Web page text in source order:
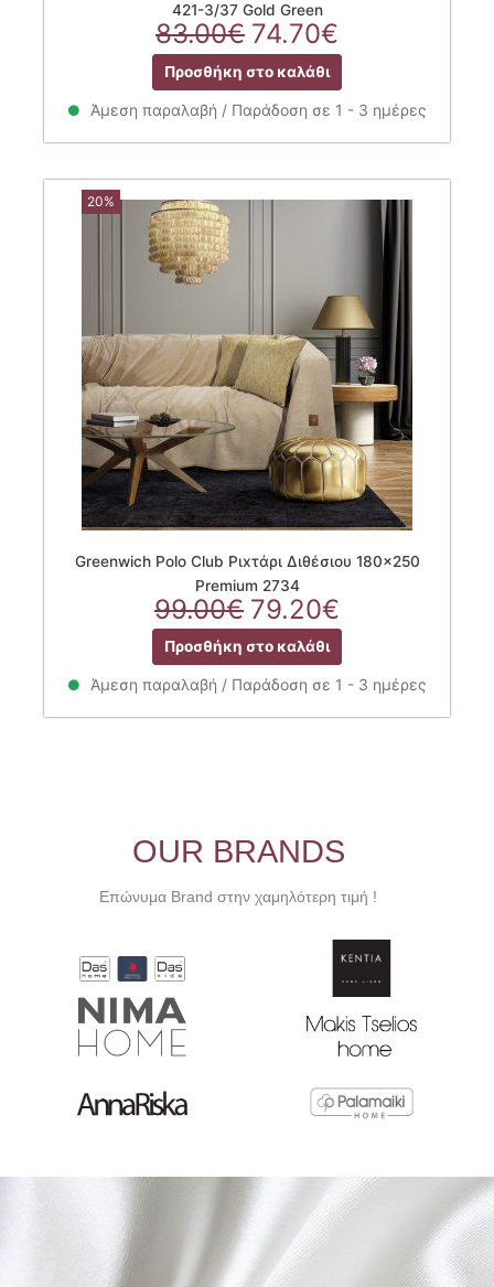
421-3/37 Gold Green
83.00€ Original
price
was:
83.00€.
74.70€
τρέχουσα
τιμή
είναι:
74.70€.
Προσθήκη στο καλάθι
Άμεση παραλαβή / Παράδοση σε 1 - 3 ημέρες
20%
Greenwich Polo Club Ριxτάρι Διθέσιου 180×250
Premium 2734
99.00€ Original
price
was:
99.00€.
79.20€
τρέχουσα
τιμή
είναι:
Προσθήκη στο καλάθι
Άμεση παραλαβή / Παράδοση σε 1 - 3 ημέρες
OUR BRANDS
Επώνυμα Brand στην χαμηλότερη τιμή !